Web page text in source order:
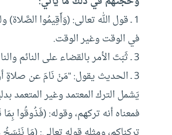
1 ـ قول الله تعالى: (وَأَقِيمُوا
في الوقت وغير الوقت.
3 ـ ثَبَتَ الأمر بالقضاء على النائم والناسي، مع أنهما غير آثمين، فالتارك لها عمدًا أَوْلَى بوجوب القضاء.
3 ـ الحديث يقول: “مَنْ نَامَ عن